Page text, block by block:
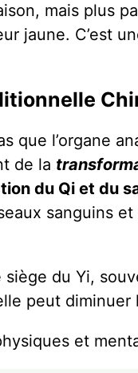
mais plus
jaune. C’est
que l’organe
de la
du Qi et du
sanguins
siège du Yi,
peut diminuer
et